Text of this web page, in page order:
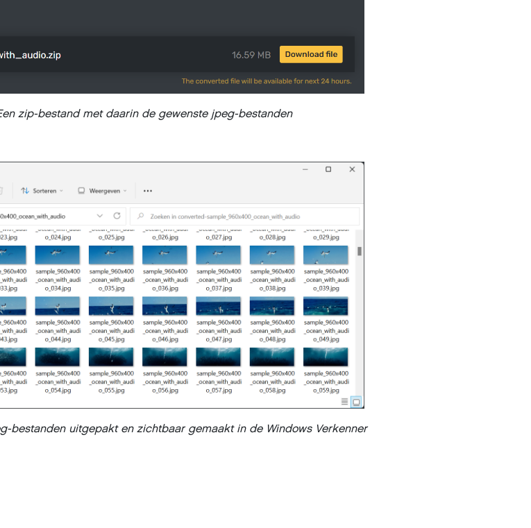
zip-bestand met daarin de gewenste jpeg-bestanden
bestanden uitgepakt en zichtbaar gemaakt in de Windows Verkenner